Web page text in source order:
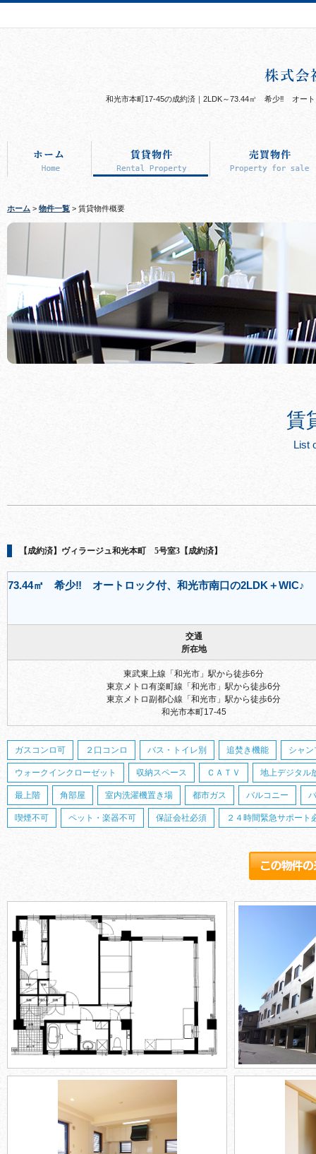
和光市本町17-45の成約済｜2LDK～73.44㎡ 希少‼ オート
ホーム > 物件一覧 > 賃貸物件概要
賃
List
【成約済】ヴィラージュ和光本町 5号室3【成約済】
73.44㎡ 希少‼ オートロック付、和光市南口の2LDK＋WIC♪
交通
所在地
東武東上線「和光市」駅から徒歩6分
東京メトロ有楽町線「和光市」駅から徒歩6分
東京メトロ副都心線「和光市」駅から徒歩6分
和光市本町17-45
ガスコンロ可 ２口コンロ バス・トイレ別 追焚き機能 シャ
ウォークインクローゼット 収納スペース ＣＡＴＶ 地上デジタル
最上階 角部屋 室内洗濯機置き場 都市ガス バルコニー
喫煙不可 ペット・楽器不可 保証会社必須 ２４時間緊急サポート